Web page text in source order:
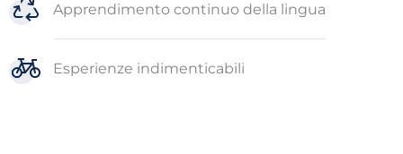
Apprendimento continuo della lingua
Esperienze indimenticabili